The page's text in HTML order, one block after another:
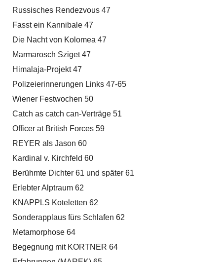
Russisches Rendezvous 47
Fasst ein Kannibale 47
Die Nacht von Kolomea 47
Marmarosch Sziget 47
Himalaja-Projekt 47
Polizeierinnerungen Links 47-65
Wiener Festwochen 50
Catch as catch can-Verträge 51
Officer at British Forces 59
REYER als Jason 60
Kardinal v. Kirchfeld 60
Berühmte Dichter 61 und später 61
Erlebter Alptraum 62
KNAPPLS Koteletten 62
Sonderapplaus fürs Schlafen 62
Metamorphose 64
Begegnung mit KORTNER 64